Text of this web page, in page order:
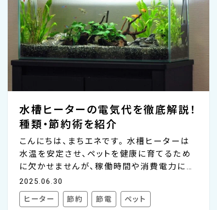
水槽ヒーターの電気代を徹底解説！
種類・節約術を紹介
こんにちは、まちエネです。 水槽ヒーターは
水温を安定させ、ペットを健康に育てるため
に欠かせませんが、稼働時間や消費電力によ
り電気代も気になるポイントです。 今回は、
水槽ヒーターの電気代の目安や種類、コスト
を抑える工夫について詳しく解説します。 水
2025.06.30
ヒーター 節約 節電 ペット